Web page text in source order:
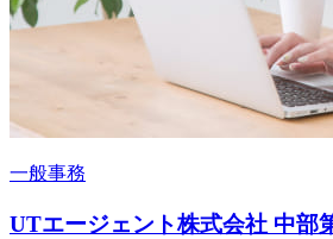
一般事務
UTエージェント株式会社 中部